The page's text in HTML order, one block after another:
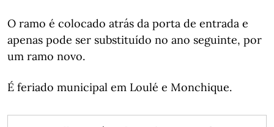
O ramo é colocado atrás da porta de entrada e
apenas pode ser substituído no ano seguinte, por
um ramo novo.
É feriado municipal em Loulé e Monchique.